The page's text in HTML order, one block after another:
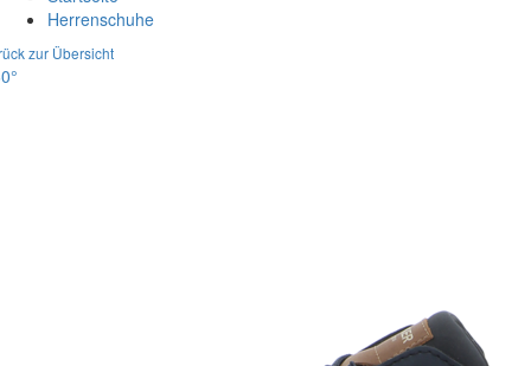
Herrenschuhe
zur Übersicht